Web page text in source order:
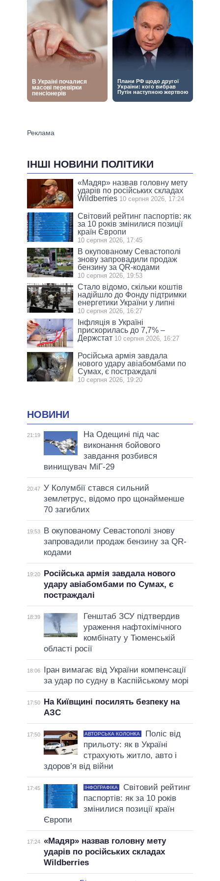
ІНШІ НОВИНИ ПОЛІТИКИ
«Мадяр» назвав головну мету
ударів по російських складах
Wildberries 10 серпня 2026, 17:24
Світовий рейтинг паспортів: як
за 10 років змінилися позиції
країн Європи
10 серпня 2026, 17:45
В окупованому Севастополі
знову запровадили продаж
бензину за QR-кодами
10 серпня 2026, 19:53
Стало відомо, скільки коштів
надійшло до Фонду підтримки
енергетики України у липні
10 серпня 2026, 16:27
Інфляція в Україні
прискорилась до 7,7% –
Держстат 10 серпня 2026, 16:27
Російська армія завдала
нового удару авіабомбами по
Сумах, є постраждалі
10 серпня 2026, 19:20
НОВИНИ
21:19
На Одещині під час
виконання бойового
завдання розбився
винищувач МіГ-29
20:47 У Колумбії стався сильний
землетрус, відомо про щонайменше
70 загиблих
19:53
В окупованому Севастополі знову
запровадили продаж бензину за QR-
кодами
19:20
Російська армія завдала нового
удару авіабомбами по Сумах, є
постраждалі
18:39
Генштаб ЗСУ підтвердив
ураження нафтохімічного
комбінату у Тюменській
області росії
18:06
Іран вимагає від України компенсації
за удар по судну в Каспійському морі
17:50
На Київщині посилять безпеку на
АЗС
17:50 АВТОРСЬКА КОЛОНКА
Поліс від
прильоту: як в Україні
страхують житло, авто і
здоров’я від війни
17:45 ІНФОГРАФІКА
Світовий рейтинг
паспортів: як за 10 років
змінилися позиції країн
Європи
17:24 «Мадяр» назвав головну мету
ударів по російських складах
Wildberries